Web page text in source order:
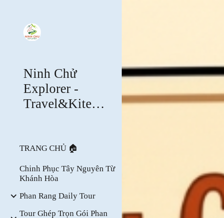
Ninh Chử
Explorer -
Travel&Kitesurfing
TRANG CHỦ 🏠
Chinh Phục Tây Nguyên Từ
Khánh Hòa
Phan Rang Daily Tour
Tour Ghép Trọn Gói Phan